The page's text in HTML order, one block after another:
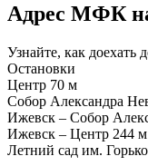
Адрес МФК
Узнайте, как доехать
Остановки
Центр 70 м
Собор Александра
Ижевск – Собор
Ижевск – Центр 244 м
Летний сад им.